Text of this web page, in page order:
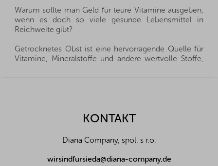
Warum sollte man Geld für teure Vitamine ausgeben,
wenn es doch so viele gesunde Lebensmittel in
Reichweite gibt?
Getrocknetes Obst ist eine hervorragende Quelle für
Vitamine, Mineralstoffe und andere wertvolle Stoffe,
stellen können. Sie sind eine gesunde Alternative zu
Wir importieren alle unsere Produkte direkt aus den
und des fairen Umgangs mit unseren Lieferanten sind
wir oft in der Lage, exklusive Vertretungen direkt von
Landwirten und Anbauern der besten Nüsse und
KONTAKT
Diana Company, spol. s r.o.
wirsindfursieda@diana-company.de